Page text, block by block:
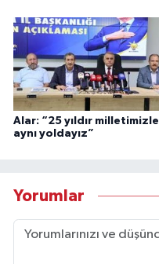
Alar: “25 yıldır milletimizle
aynı yoldayız”
Yorumlar